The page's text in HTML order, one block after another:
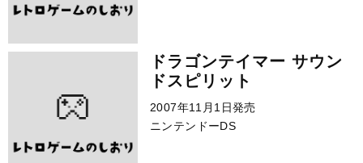
ドラゴンテイマー サウン
ドスピリット
2007年11月1日発売
ニンテンドーDS